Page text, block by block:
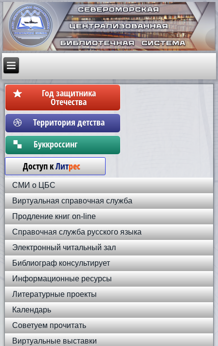
Год защитника
Отечества
Территория детства
Бyккpoccинг
Доступ кЛитрес
СМИ о ЦБС
Виртуальная справочная служба
Продление книг on-line
Справочная служба русского языка
Электронный читальный зал
Библиограф консультирует
Информационные ресурсы
Литературные проекты
Календарь
Советуем прочитать
Виртуальные выставки